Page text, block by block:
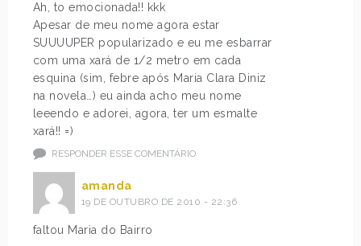
Ah, to emocionada!! kkk
Apesar de meu nome agora estar
SUUUUPER popularizado e eu me esbarrar
com uma xará de 1/2 metro em cada
esquina (sim, febre após Maria Clara Diniz
na novela…) eu ainda acho meu nome
leeendo e adorei, agora, ter um esmalte
xará!! =)
RESPONDER ESSE COMENTÁRIO
amanda
19 DE OUTUBRO DE 2010 - 22:36
faltou Maria do Bairro